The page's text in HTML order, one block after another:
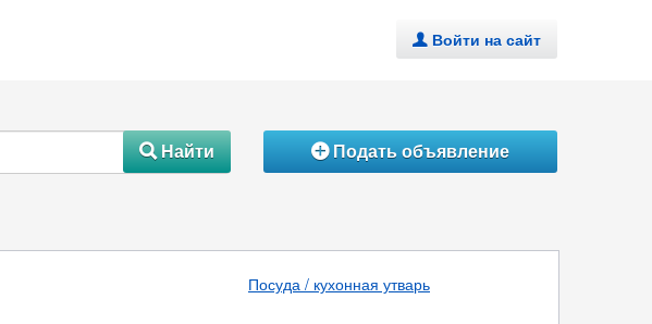
. Войти на сайт
#Найти ÁПодать объявление
Посуда / кухонная утварь